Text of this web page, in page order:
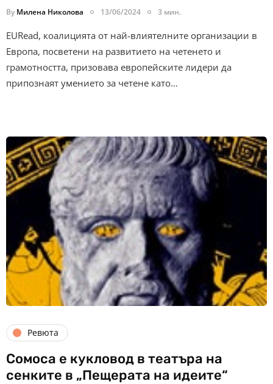
By Милена Николова 13/06/2024 3 мин.
EURead, коалицията от най-влиятелните организации в
Европа, посветени на развитието на четенето и
грамотността, призовава европейските лидери да
припознаят умението за четене като…
Ревюта
Сомоса е кукловод в театъра на
сенките в „Пещерата на идеите“